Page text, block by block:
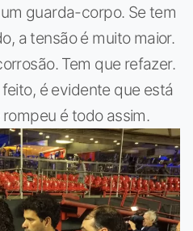
guarda-corpo. Se tem
a tensão é muito maior.
Tem que refazer.
é evidente que está
é todo assim.